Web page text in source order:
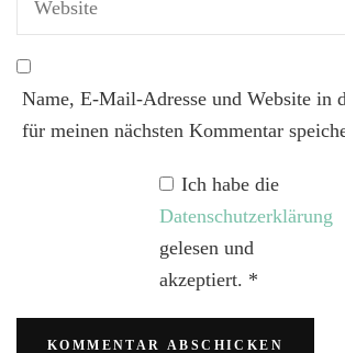
Name, E-Mail-Adresse und Website in
für meinen nächsten Kommentar
Ich habe die
Datenschutzerklärung
gelesen und
akzeptiert. *